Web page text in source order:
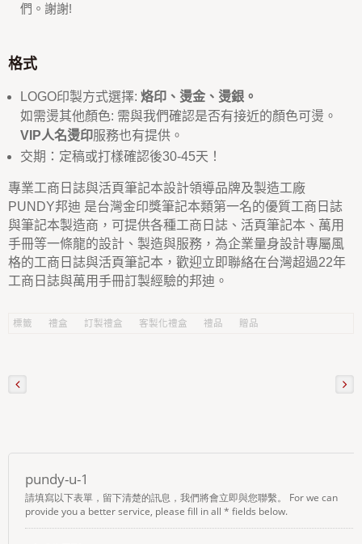
們。謝謝!
格式
LOGO印製方式選擇: 烙印、燙金、燙銀。
如需燙其他顏色: 需與我們確認是否有接近的顏色可燙。
VIP人名燙印服務也有提供。
交期：定稿或打樣確認後30-45天！
專業工商日誌與活頁筆記本設計領導品牌及製造工廠
PUNDY邦迪 是台灣金印獎筆記本類第一名的優質工商日誌
與筆記本製造商，可提供各種工商日誌、活頁筆記本、萬用
手冊等一條龍的設計、製造與服務，為企業量身設計專屬風
格的工商日誌與活頁筆記本，歡迎立即聯絡在台灣超過22年
工商日誌與萬用手冊訂製經驗的邦迪。
標籤 禮盒 訂製禮盒 客製化禮盒 禮品 贈品